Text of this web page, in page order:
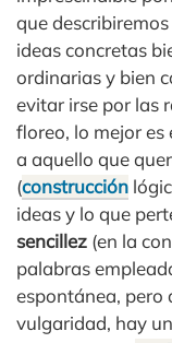
que
ideas concretas
ordinarias y bien
evitar irse por las
floreo, lo mejor
a aquello que
(construcción
ideas y lo que
sencillez (en la
palabras
espontánea, pero
vulgaridad, hay